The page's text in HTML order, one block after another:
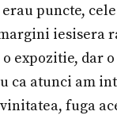
puncte,
iesisera
expozitie, dar
ca atunci am
fuga